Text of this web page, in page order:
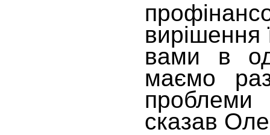
вирішення
вами в
маємо
сказав